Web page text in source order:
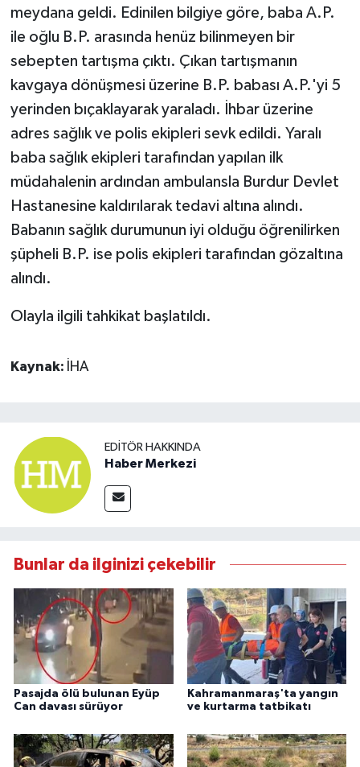
meydana geldi. Edinilen bilgiye göre, baba A.P.
ile oğlu B.P. arasında henüz bilinmeyen bir
sebepten tartışma çıktı. Çıkan tartışmanın
kavgaya dönüşmesi üzerine B.P. babası A.P.'yi 5
yerinden bıçaklayarak yaraladı. İhbar üzerine
adres sağlık ve polis ekipleri sevk edildi. Yaralı
baba sağlık ekipleri tarafından yapılan ilk
müdahalenin ardından ambulansla Burdur Devlet
Hastanesine kaldırılarak tedavi altına alındı.
Babanın sağlık durumunun iyi olduğu öğrenilirken
şüpheli B.P. ise polis ekipleri tarafından gözaltına
alındı.
Olayla ilgili tahkikat başlatıldı.
Kaynak: İHA
EDITÖR HAKKINDA
Haber Merkezi
Bunlar da ilginizi çekebilir
Pasajda ölü bulunan Eyüp
Can davası sürüyor
Kahramanmaraş'ta yangın
ve kurtarma tatbikatı